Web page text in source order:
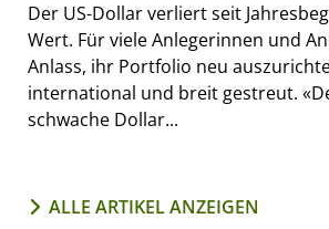
Der US-Dollar verliert seit
Wert. Für viele Anlegerinnen und
Anlass, ihr Portfolio neu
international und breit gestreut.
schwache Dollar...
ALLE ARTIKEL ANZEIGEN